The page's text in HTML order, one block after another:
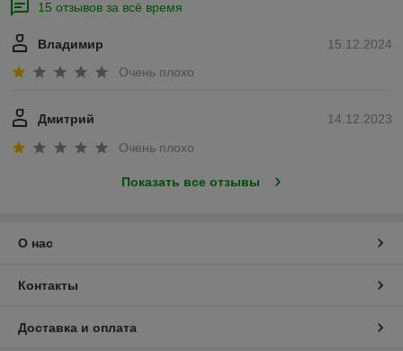
15 отзывов за всё время
15.12.2024
Владимир
Очень плохо
14.12.2023
Дмитрий
Очень плохо
Показать все отзывы
О нас
Контакты
Доставка и оплата